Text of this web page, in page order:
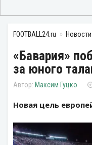
FOOTBALL24.ru Новости
«Бавария»
за юного
Максим Гуцко
Новая цель